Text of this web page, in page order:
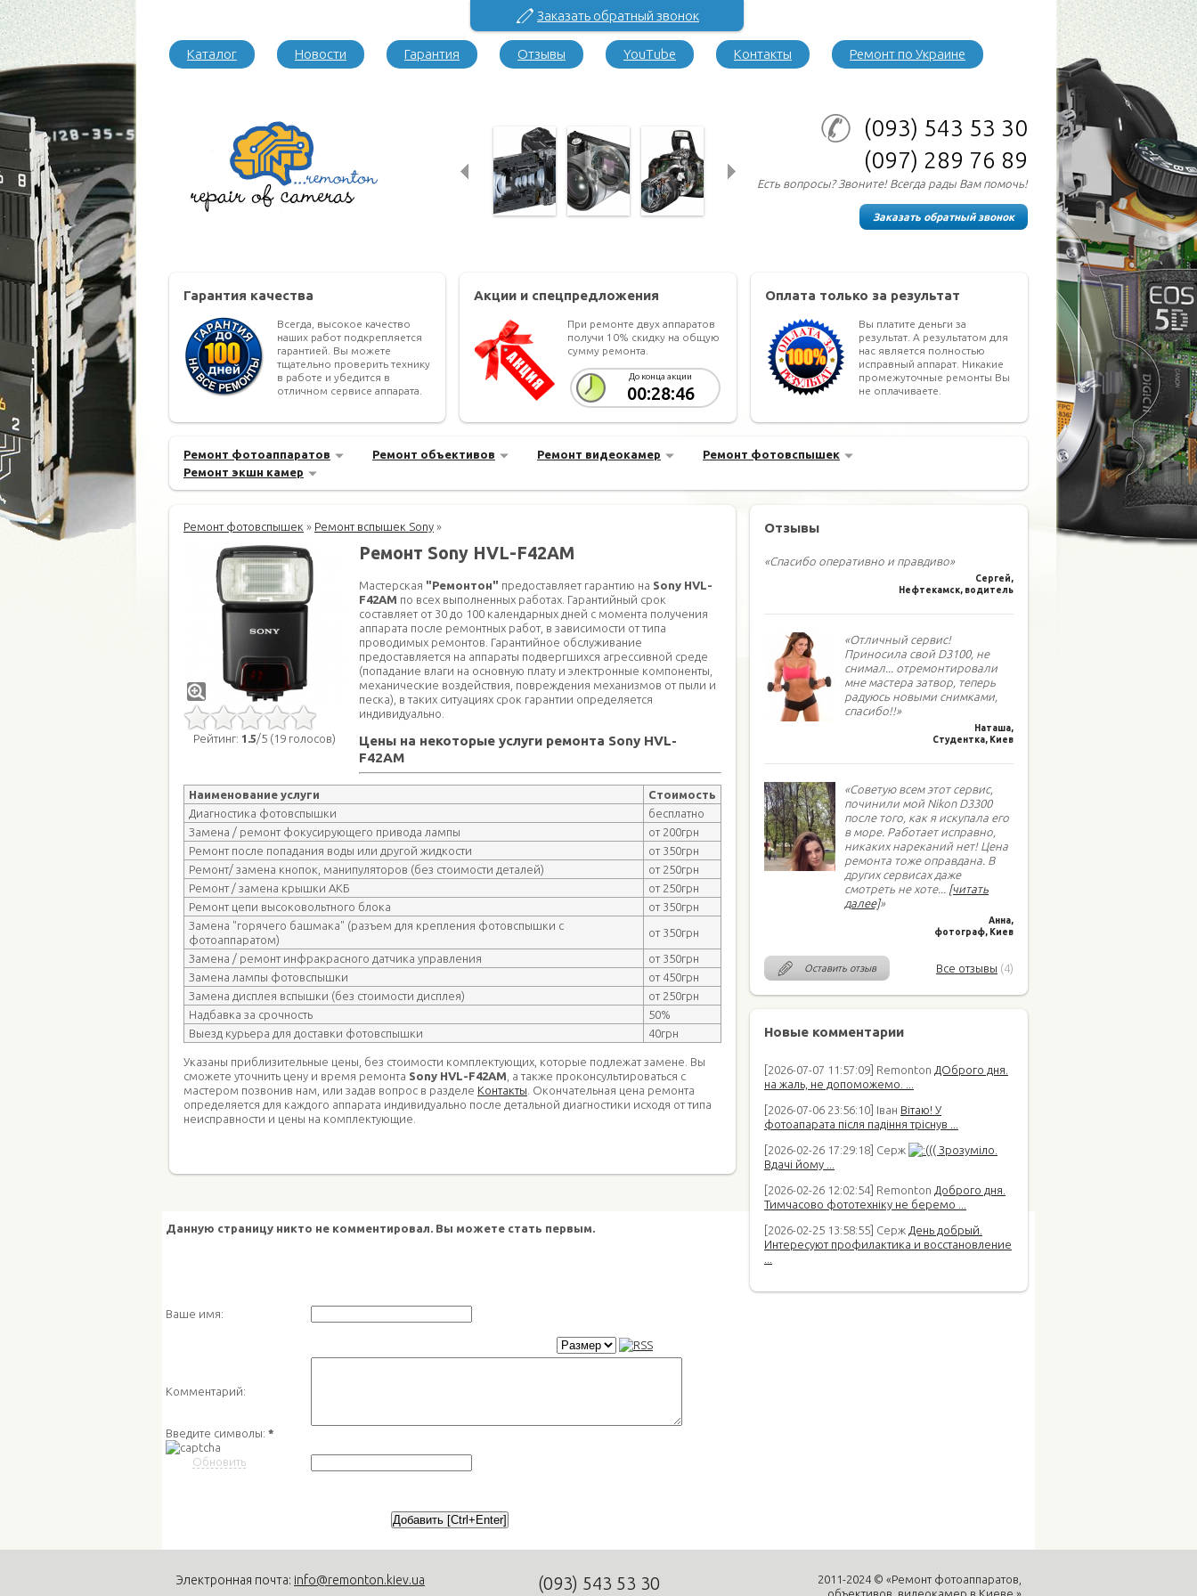
Каталог Новости Гарантия Отзывы YouTube Контакты Ремонт по Украине
(093) 543 53 30
(097) 289 76 89
Есть вопросы? Звоните! Всегда рады Вам помочь!
Заказать обратный звонок
Гарантия качества
Всегда, высокое качество
наших работ подкрепляется
гарантией. Вы можете
тщательно проверить технику
в работе и убедится в
отличном сервисе аппарата.
Акции и спецпредложения
При ремонте двух аппаратов
получи 10% скидку на общую
сумму ремонта.
До конца акции
00:28:46
Оплата только за результат
Вы платите деньги за
результат. А результатом для
нас является полностью
исправный аппарат. Никакие
промежуточные ремонты Вы
не оплачиваете.
Ремонт фотоаппаратов Ремонт объективов Ремонт видеокамер
Ремонт фотовспышек
Ремонт экшн камер
Отзывы
«Спасибо оперативно и правдиво»
Сергей,
Нефтекамск, водитель
«Отличный сервис!
Приносила свой D3100, не
снимал... отремонтировали
мне мастера затвор, теперь
радуюсь новыми снимками,
спасибо!!»
Наташа,
Студентка, Киев
«Советую всем этот сервис,
починили мой Nikon D3300
после того, как я искупала его
в море. Работает исправно,
никаких нареканий нет! Цена
ремонта тоже оправдана. В
других сервисах даже
смотреть не хоте... [читать
далее]»
Анна,
фотограф, Киев
Оставить отзыв Все отзывы (4)
Новые комментарии
[2026-07-07 11:57:09] Remonton ДОброго дня.
на жаль, не допоможемо. ...
[2026-07-06 23:56:10] Іван Вітаю! У
фотоапарата після падіння тріснув ...
[2026-02-26 17:29:18] Серж
(( Зрозуміло.
Вдачі йому ...
[2026-02-26 12:02:54] Remonton Доброго дня.
Тимчасово фототехніку не беремо ...
[2026-02-25 13:58:55] Серж День добрый.
Интересуют профилактика и восстановление
Ремонт фотовспышек » Ремонт вспышек Sony »
Рейтинг: 1.5/5 (19 голосов)
Ремонт Sony HVL-F42AM
Мастерская "Ремонтон" предоставляет гарантию на Sony HVL-
F42AM по всех выполненных работах. Гарантийный срок
составляет от 30 до 100 календарных дней с момента получения
аппарата после ремонтных работ, в зависимости от типа
проводимых ремонтов. Гарантийное обслуживание
предоставляется на аппараты подвергшихся агрессивной среде
(попадание влаги на основную плату и электронные компоненты,
механические воздействия, повреждения механизмов от пыли и
песка), в таких ситуациях срок гарантии определяется
индивидуально.
Цены на некоторые услуги ремонта Sony HVL-
F42AM
Наименование услуги
Стоимость
Диагностика фотовспышки
бесплатно
Замена / ремонт фокусирующего привода лампы
от 200грн
Ремонт после попадания воды или другой жидкости
от 350грн
Ремонт/ замена кнопок, манипуляторов (без стоимости деталей)
от 250грн
Ремонт / замена крышки АКБ
от 250грн
Ремонт цепи высоковольтного блока
от 350грн
Замена "горячего башмака" (разъем для крепления фотовспышки с
фотоаппаратом)
от 350грн
Замена / ремонт инфракрасного датчика управления
от 350грн
Замена лампы фотовспышки
от 450грн
Замена дисплея вспышки (без стоимости дисплея)
от 250грн
Надбавка за срочность
50%
Выезд курьера для доставки фотовспышки
40грн
Указаны приблизительные цены, без стоимости комплектующих, которые подлежат замене. Вы
сможете уточнить цену и время ремонта Sony HVL-F42AM , а также проконсультироваться с
мастером позвонив нам, или задав вопрос в разделе Контакты . Окончательная цена ремонта
определяется для каждого аппарата индивидуально после детальной диагностики исходя от типа
неисправности и цены на комплектующие.
Данную страницу никто не комментировал. Вы можете стать первым.
Ваше имя:
Комментарий:
Введите символы: *
Обновить
Электронная почта: info@remonton.kiev.ua
2011-2024 © «Ремонт фотоаппаратов,
объективов, видеокамер в Киеве.»
(093) 543 53 30
Заказать обратный звонок